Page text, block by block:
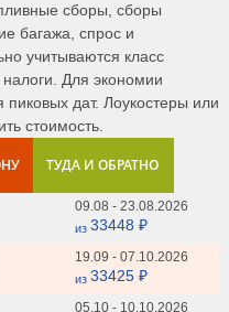
сборы, сборы
багажа, спрос и
учитываются класс
Для экономии
дат. Лоукостеры или
стоимость.
ТУДА И ОБРАТНО
09.08 - 23.08.2026
из 33448 ₽
19.09 - 07.10.2026
из 33425 ₽
05.10 - 10.10.2026